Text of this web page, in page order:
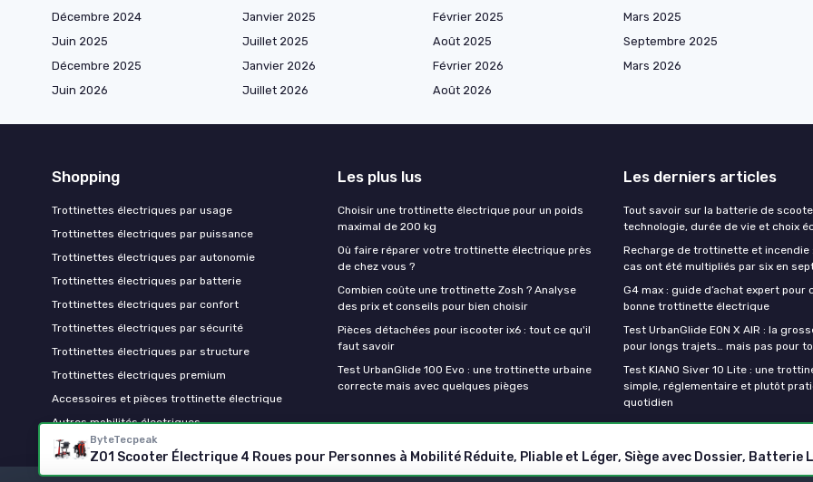
ByteTecpeak
Décembre 2024
Janvier 2025 Février 2025 Mars 2025
Juin 2025
Juillet 2025 Août 2025 Septembre 2025
Décembre 2025
Janvier 2026 Février 2026 Mars 2026
Juin 2026
Juillet 2026 Août 2026
Shopping
Trottinettes électriques par usage
Trottinettes électriques par puissance
Trottinettes électriques par autonomie
Trottinettes électriques par batterie
Trottinettes électriques par confort
Trottinettes électriques par sécurité
Trottinettes électriques par structure
Trottinettes électriques premium
Accessoires et pièces trottinette électrique
Autres mobilités électriques
Les plus lus
Choisir une trottinette électrique pour un poids
maximal de 200 kg
Où faire réparer votre trottinette électrique près
de chez vous ?
Combien coûte une trottinette Zosh ? Analyse
des prix et conseils pour bien choisir
Pièces détachées pour iscooter ix6 : tout ce qu'il
faut savoir
Test UrbanGlide 100 Evo : une trottinette urbaine
correcte mais avec quelques pièges
Les derniers articles
Tout savoir sur la batterie de
technologie, durée de vie et choix
Recharge de trottinette et incendie
cas ont été multipliés par six en
G4 max : guide d’achat expert pour
bonne trottinette électrique
Test UrbanGlide EON X AIR : la
pour longs trajets… mais pas pour
Test KIANO Siver 10 Lite : une
simple, réglementaire et plutôt
quotidien